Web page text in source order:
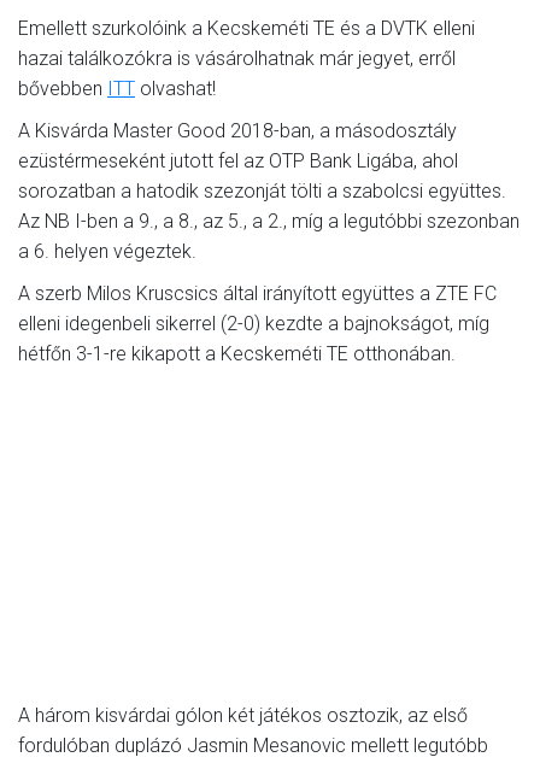
Emellett szurkolóink a Kecskeméti TE és a DVTK elleni
hazai találkozókra is vásárolhatnak már jegyet, erről
bővebben ITT olvashat!
A Kisvárda Master Good 2018-ban, a másodosztály
ezüstérmeseként jutott fel az OTP Bank Ligába, ahol
sorozatban a hatodik szezonját tölti a szabolcsi együttes.
Az NB I-ben a 9., a 8., az 5., a 2., míg a legutóbbi szezonban
a 6. helyen végeztek.
A szerb Milos Kruscsics által irányított együttes a ZTE FC
elleni idegenbeli sikerrel (2-0) kezdte a bajnokságot, míg
hétfőn 3-1-re kikapott a Kecskeméti TE otthonában.
A három kisvárdai gólon két játékos osztozik, az első
fordulóban duplázó Jasmin Mesanovic mellett legutóbb